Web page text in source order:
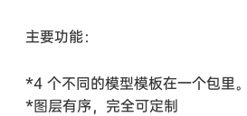
主要功能：
*4 个不同的模型模板在一个包里
*图层有序，完全可定制